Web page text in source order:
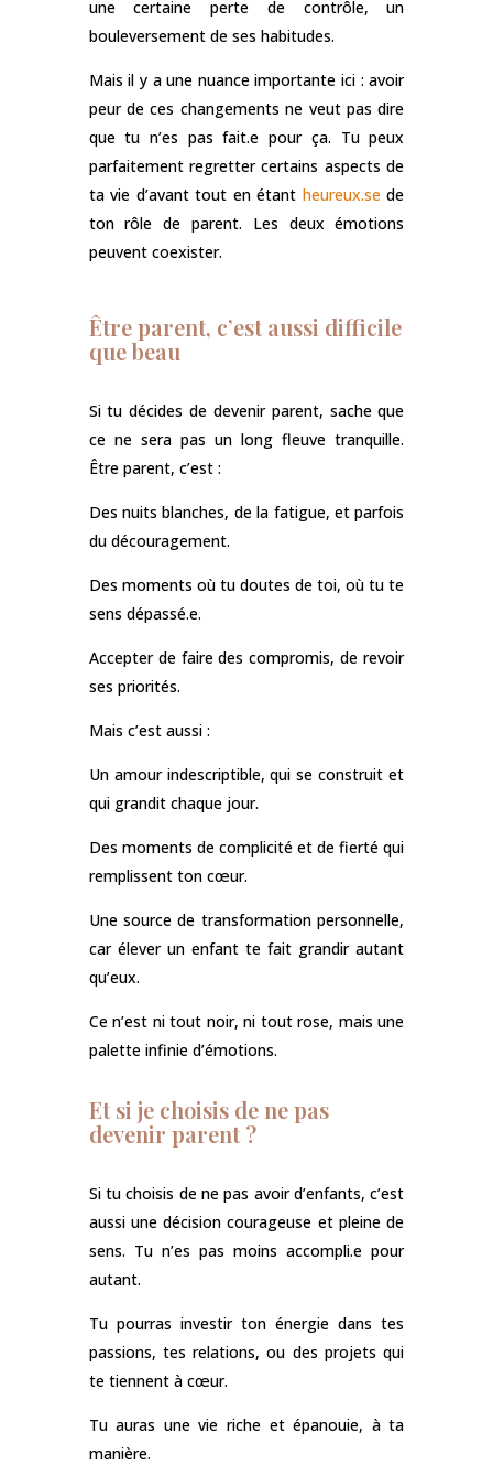
une certaine perte de contrôle, un
bouleversement de ses habitudes.
Mais il y a une nuance importante ici : avoir
peur de ces changements ne veut pas dire
que tu n’es pas fait.e pour ça. Tu peux
parfaitement regretter certains aspects de
ta vie d’avant tout en étant heureux.se de
ton rôle de parent. Les deux émotions
peuvent coexister.
Être parent, c’est aussi difficile
que beau
Si tu décides de devenir parent, sache que
ce ne sera pas un long fleuve tranquille.
Être parent, c’est :
Des nuits blanches, de la fatigue, et parfois
du découragement.
Des moments où tu doutes de toi, où tu te
sens dépassé.e.
Accepter de faire des compromis, de revoir
ses priorités.
Mais c’est aussi :
Un amour indescriptible, qui se construit et
qui grandit chaque jour.
Des moments de complicité et de fierté qui
remplissent ton cœur.
Une source de transformation personnelle,
car élever un enfant te fait grandir autant
qu’eux.
Ce n’est ni tout noir, ni tout rose, mais une
palette infinie d’émotions.
Et si je choisis de ne pas
devenir parent ?
Si tu choisis de ne pas avoir d’enfants, c’est
aussi une décision courageuse et pleine de
sens. Tu n’es pas moins accompli.e pour
autant.
Tu pourras investir ton énergie dans tes
passions, tes relations, ou des projets qui
te tiennent à cœur.
Tu auras une vie riche et épanouie, à ta
manière.